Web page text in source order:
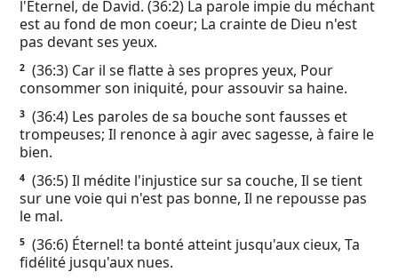
Contacts
About
Copyright
Download
L.O.A
Ebook
l'Éternel, de David. (36:2) La parole impie du méchant
est au fond de mon coeur; La crainte de Dieu n'est
pas devant ses yeux.
2 (36:3) Car il se flatte à ses propres yeux, Pour
consommer son iniquité, pour assouvir sa haine.
3 (36:4) Les paroles de sa bouche sont fausses et
trompeuses; Il renonce à agir avec sagesse, à faire le
bien.
4 (36:5) Il médite l'injustice sur sa couche, Il se tient
sur une voie qui n'est pas bonne, Il ne repousse pas
le mal.
5 (36:6) Éternel! ta bonté atteint jusqu'aux cieux, Ta
fidélité jusqu'aux nues.